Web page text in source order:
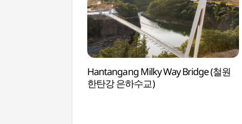
Hantangang Milky Way Bridge (철원
한탄강 은하수교)